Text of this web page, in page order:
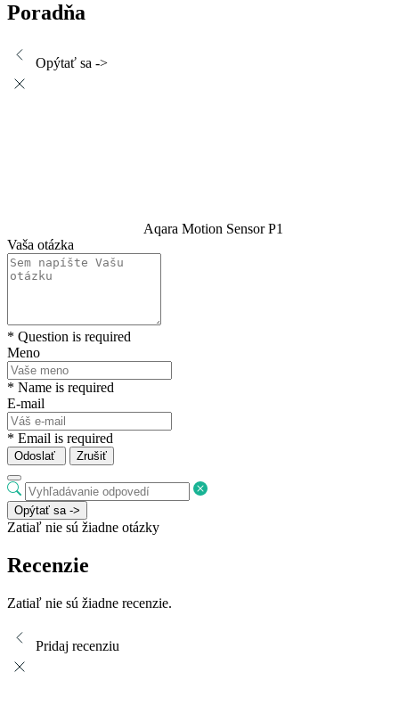
Poradňa
Opýtať sa ->
Aqara Motion Sensor P1
Vaša otázka
* Question is required
Meno
* Name is required
E-mail
* Email is required
Odoslať Zrušiť
Opýtať sa ->
Zatiaľ nie sú žiadne otázky
Recenzie
Zatiaľ nie sú žiadne recenzie.
Pridaj recenziu